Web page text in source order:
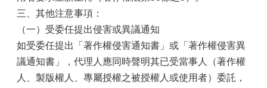
三、其他注意事項：
（一）受委任提出侵害或異議通知
如受委任提出「著作權侵害通知書」或「著作權侵害異
議通知書」，代理人應同時聲明其已受當事人（著作權
人、製版權人、專屬授權之被授權人或使用者）委託，